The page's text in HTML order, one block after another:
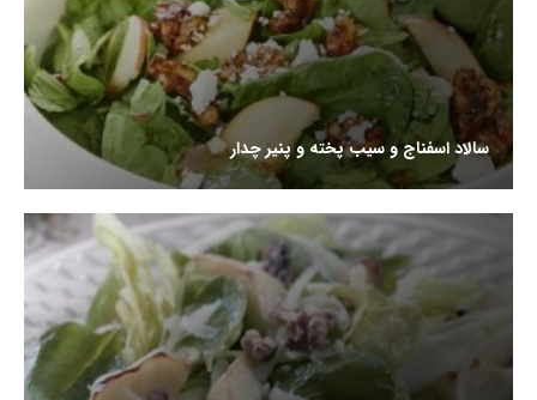
سالاد اسفناج و سیب پخته و پنیر چدار